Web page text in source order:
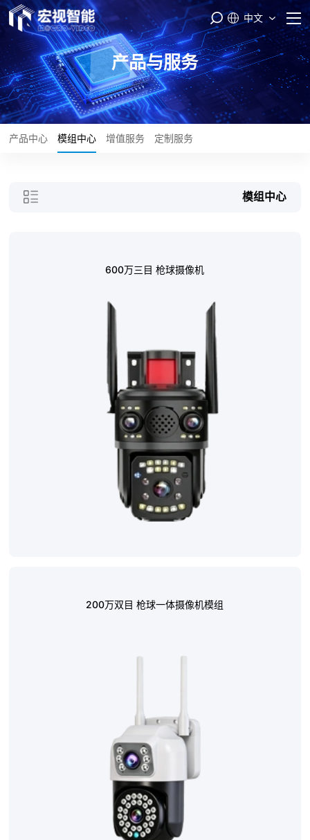
首页
PASS云平台
产品与服务
智能制造
中文
产品与服务
产品中心 模组中心 增值服务 定制服务
模组中心
600万三目 枪球摄像机
200万双目 枪球一体摄像机模组